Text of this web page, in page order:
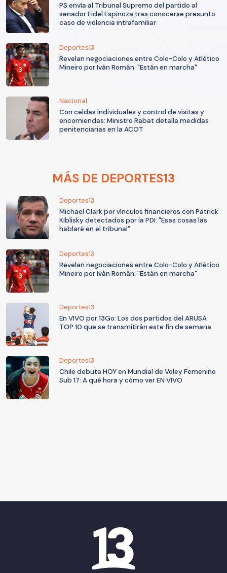
PS envía al Tribunal Supremo del partido al
senador Fidel Espinoza tras conocerse presunto
caso de violencia intrafamiliar
Deportes13
Revelan negociaciones entre Colo-Colo y Atlético
Mineiro por Iván Román: "Están en marcha"
Nacional
Con celdas individuales y control de visitas y
encomiendas: Ministro Rabat detalla medidas
penitenciarias en la ACOT
MÁS DE DEPORTES13
Deportes13
Michael Clark por vínculos financieros con Patrick
Kiblisky detectados por la PDI: "Esas cosas las
hablaré en el tribunal"
Deportes13
Revelan negociaciones entre Colo-Colo y Atlético
Mineiro por Iván Román: "Están en marcha"
Deportes13
En VIVO por 13Go: Los dos partidos del ARUSA
TOP 10 que se transmitirán este fin de semana
Deportes13
Chile debuta HOY en Mundial de Voley Femenino
Sub 17: A qué hora y cómo ver EN VIVO